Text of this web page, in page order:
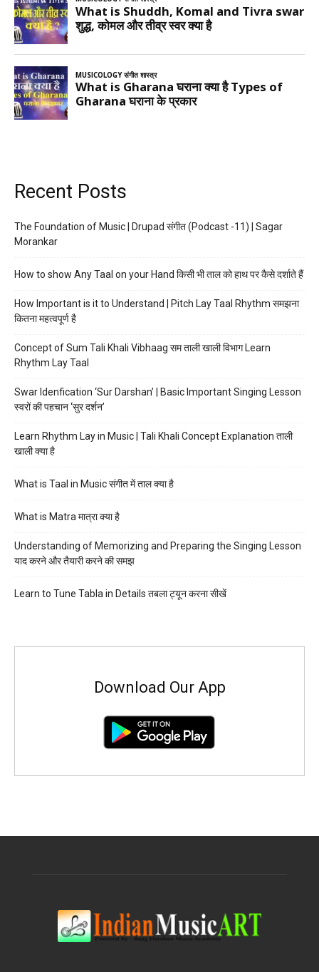
Recent Posts
The Foundation of Music | Drupad संगीत (Podcast -11) | Sagar
Morankar
How to show Any Taal on your Hand किसी भी ताल को हाथ पर कैसे दर्शाते हैं
How Important is it to Understand | Pitch Lay Taal Rhythm समझना
कितना महत्वपूर्ण है
Concept of Sum Tali Khali Vibhaag सम ताली खाली विभाग Learn
Rhythm Lay Taal
Swar Idenfication ‘Sur Darshan’ | Basic Important Singing Lesson
स्वरों की पहचान ‘सुर दर्शन’
Learn Rhythm Lay in Music | Tali Khali Concept Explanation ताली
खाली क्या है
What is Taal in Music संगीत में ताल क्या है
What is Matra मात्रा क्या है
Understanding of Memorizing and Preparing the Singing Lesson
याद करने और तैयारी करने की समझ
Learn to Tune Tabla in Details तबला ट्यून करना सीखें
Download Our App